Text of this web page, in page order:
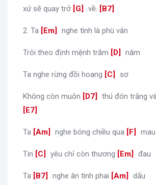
xứ sẽ quay trở [G về. [B7
2. Ta [Em nghe tình là phù vân
Trôi theo định mệnh trăm [D năm
Ta nghe rừng đồi hoang [C sơ
Không còn muôn [D7 thú đón trăng
E7
Ta [Am nghe bóng chiều qua [F mau
Tin [C yêu chỉ còn thương [Em đau
Ta [B7 nghe ân tình phai [Am dấu